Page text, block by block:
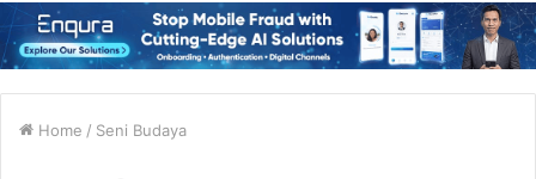
Home / Seni Budaya